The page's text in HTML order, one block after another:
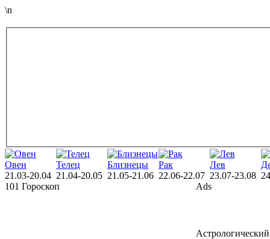
\n
Овен
21.03-20.04
Телец
21.04-20.05
Близнецы
21.05-21.06
Рак
22.06-22.07
Лев
23.07-23.08
101 Гороскоп
Ads